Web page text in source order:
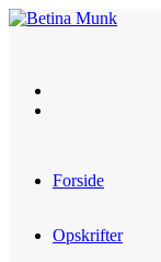
Skip
Forside
Opskrifter